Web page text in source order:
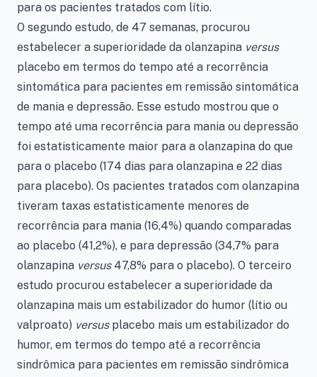
para os pacientes tratados com lítio.
O segundo estudo, de 47 semanas, procurou
estabelecer a superioridade da olanzapina versus
placebo em termos do tempo até a recorrência
sintomática para pacientes em remissão sintomática
de mania e depressão. Esse estudo mostrou que o
tempo até uma recorrência para mania ou depressão
foi estatisticamente maior para a olanzapina do que
para o placebo (174 dias para olanzapina e 22 dias
para placebo). Os pacientes tratados com olanzapina
tiveram taxas estatisticamente menores de
recorrência para mania (16,4%) quando comparadas
ao placebo (41,2%), e para depressão (34,7% para
olanzapina versus 47,8% para o placebo). O terceiro
estudo procurou estabelecer a superioridade da
olanzapina mais um estabilizador do humor (lítio ou
valproato) versus placebo mais um estabilizador do
humor, em termos do tempo até a recorrência
sindrômica para pacientes em remissão sindrômica